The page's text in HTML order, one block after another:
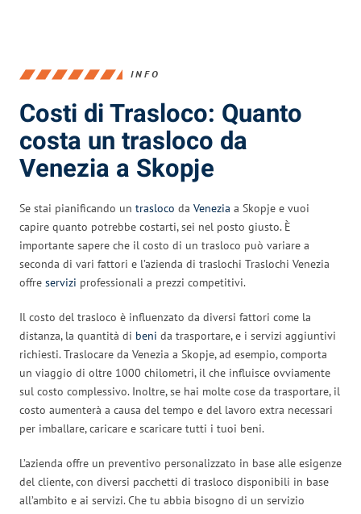
INFO
Costi di Trasloco: Quanto
costa un trasloco da
Venezia a Skopje
Se stai pianificando un trasloco da Venezia a Skopje e vuoi
capire quanto potrebbe costarti, sei nel posto giusto. È
importante sapere che il costo di un trasloco può variare a
seconda di vari fattori e l’azienda di traslochi Traslochi Venezia
offre servizi professionali a prezzi competitivi.
Il costo del trasloco è influenzato da diversi fattori come la
distanza, la quantità di beni da trasportare, e i servizi aggiuntivi
richiesti. Traslocare da Venezia a Skopje, ad esempio, comporta
un viaggio di oltre 1000 chilometri, il che influisce ovviamente
sul costo complessivo. Inoltre, se hai molte cose da trasportare, il
costo aumenterà a causa del tempo e del lavoro extra necessari
per imballare, caricare e scaricare tutti i tuoi beni.
L’azienda offre un preventivo personalizzato in base alle esigenze
del cliente, con diversi pacchetti di trasloco disponibili in base
all’ambito e ai servizi. Che tu abbia bisogno di un servizio